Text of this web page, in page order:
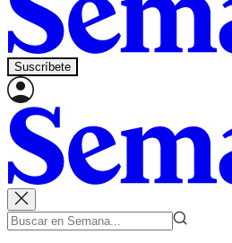
Suscríbete